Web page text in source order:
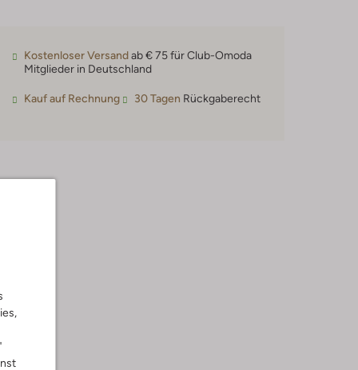
Kostenloser Versandab € 75 für Club-Omoda
Mitglieder in Deutschland
Kauf auf Rechnung 30 Tagen Rückgaberecht